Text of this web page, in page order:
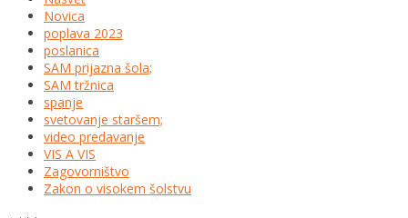
Novica
poplava 2023
poslanica
SAM prijazna šola;
SAM tržnica
spanje
svetovanje staršem;
video predavanje
VIS A VIS
Zagovorništvo
Zakon o visokem šolstvu